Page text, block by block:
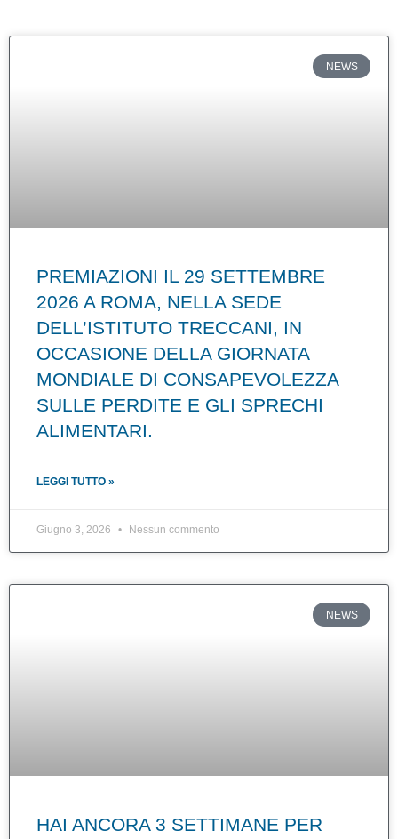
NEWS
PREMIAZIONI IL 29 SETTEMBRE
2026 A ROMA, NELLA SEDE
DELL’ISTITUTO TRECCANI, IN
OCCASIONE DELLA GIORNATA
MONDIALE DI CONSAPEVOLEZZA
SULLE PERDITE E GLI SPRECHI
ALIMENTARI.
LEGGI TUTTO »
Giugno 3, 2026 Nessun commento
NEWS
HAI ANCORA 3 SETTIMANE PER